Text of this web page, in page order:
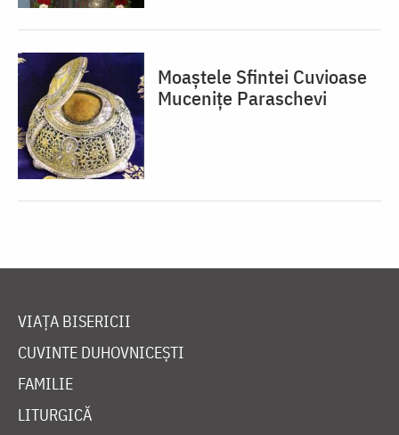
Moaștele Sfintei Cuvioase
Mucenițe Paraschevi
VIAȚA BISERICII
CUVINTE DUHOVNICEȘTI
FAMILIE
LITURGICĂ